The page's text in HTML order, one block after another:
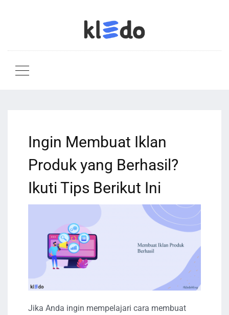
Ingin Membuat Iklan
Produk yang Berhasil?
Ikuti Tips Berikut Ini
Jika Anda ingin mempelajari cara membuat